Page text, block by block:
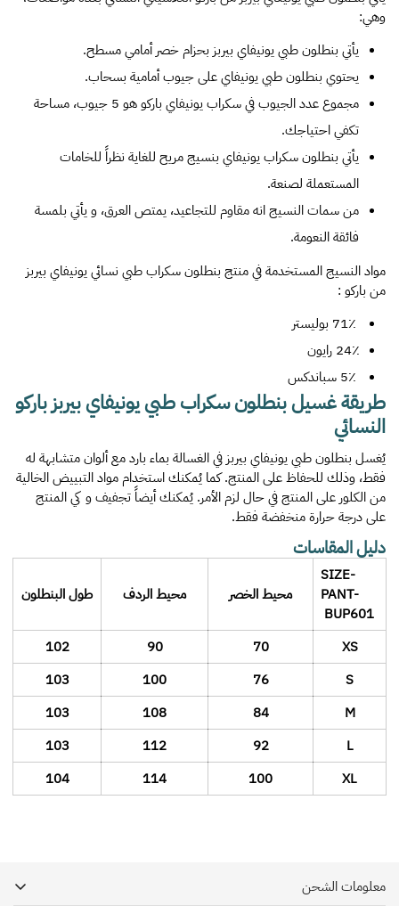
وهي:
يأتي بنطلون طبي يونيفاي بيربز بحزام خصر أمامي مسطح.
يحتوي بنطلون طبي يونيفاي على جيوب أمامية بسحاب.
مجموع عدد الجيوب في سكراب يونيفاي باركو هو 5 جيوب، مساحة
تكفي احتياجك.
يأتي بنطلون سكراب يونيفاي بنسيج مريح للغاية نظراً للخامات
المستعملة لصنعة.
من سمات النسيج انه مقاوم للتجاعيد، يمتص العرق، و يأتي بلمسة
فائقة النعومة.
مواد النسيج المستخدمة في منتج بنطلون سكراب طبي نسائي يونيفاي بيربز
من باركو :
24٪ رايون
طريقة غسيل بنطلون سكراب طبي يونيفاي بيربز باركو
النسائي
يُغسل بنطلون طبي يونيفاي بيربز في الغسالة بماء بارد مع ألوان متشابهة له
فقط، وذلك للحفاظ على المنتج. كما يُمكنك استخدام مواد التبييض الخالية
من الكلور على المنتج في حال لزم الأمر. يُمكنك أيضاً تجفيف و كي المنتج
على درجة حرارة منخفضة فقط.
دليل المقاسات
SIZE-
PANT-
BUP601
محيط الخصر محيط الردف طول البنطلون
XS
70
90
102
S
76
100
103
M
84
108
103
L
92
112
103
XL
100
114
104
معلومات الشحن